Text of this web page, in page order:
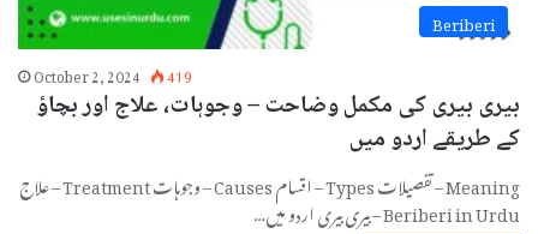
Beriberi
October 2, 2024 419
بیری بیری کی مکمل وضاحت – وجوہات، علاج اور بچاؤ
کے طریقے اردو میں
Meaning – تفصیلات Types – اقسام Causes – وجوہات Treatment – علاج
Beriberi in Urdu – بیری بیری اردو میں…